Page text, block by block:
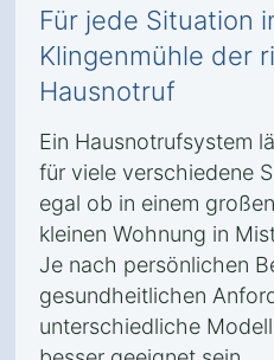
Für jede Situation
Klingenmühle der
Hausnotruf
Ein Hausnotrufsystem
für viele verschiedene
egal ob in einem
kleinen Wohnung in
Je nach persönlichen
gesundheitlichen
unterschiedliche